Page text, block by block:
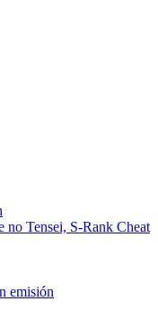
Tensei, S-Rank Cheat
emisión